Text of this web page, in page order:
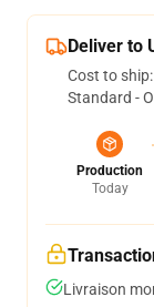
Deliver to
Cost to ship:
Standard -
Production
Today
Livraison